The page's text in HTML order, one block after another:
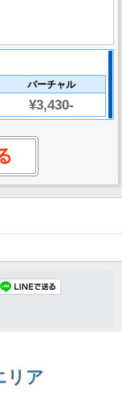
バーチャル
¥3,430-
リア